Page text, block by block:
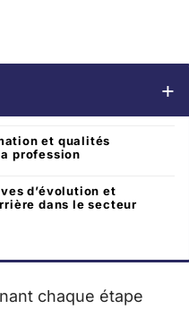
et qualités
profession
d’évolution et
dans le secteur
chaque étape